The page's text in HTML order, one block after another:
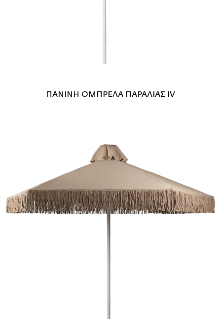
ΠΑΝΙΝΗ ΟΜΠΡΕΛΑ ΠΑΡΑΛΙΑΣ ΙV